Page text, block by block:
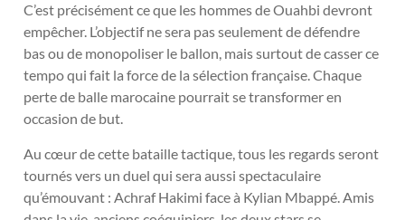
C’est précisément ce que les hommes de Ouahbi devront
empêcher. L’objectif ne sera pas seulement de défendre
bas ou de monopoliser le ballon, mais surtout de casser ce
tempo qui fait la force de la sélection française. Chaque
perte de balle marocaine pourrait se transformer en
occasion de but.
Au cœur de cette bataille tactique, tous les regards seront
tournés vers un duel qui sera aussi spectaculaire
qu’émouvant : Achraf Hakimi face à Kylian Mbappé. Amis